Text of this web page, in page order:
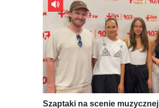
Szaptaki na scenie muzycznej